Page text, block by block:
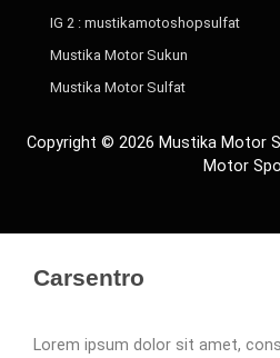
IG 2 : mustikamotoshopsulfat
Mustika Motor Sukun
Mustika Motor Sulfat
Copyright © 2026 Mustika Motor
Motor
Carsentro
Lorem ipsum dolor sit amet,